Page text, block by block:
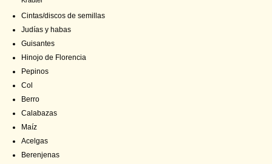
Cintas/discos de semillas
Judías y habas
Guisantes
Hinojo de Florencia
Pepinos
Col
Berro
Calabazas
Maíz
Acelgas
Berenjenas